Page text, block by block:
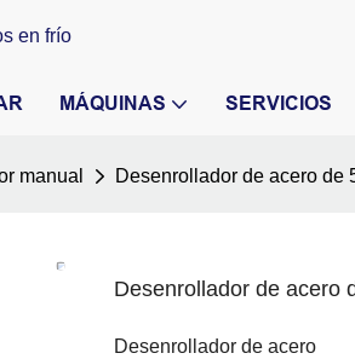
en frío
MÁQUINAS SERVICIOS
manual Desenrollador de acero de
Desenrollador de acero
Desenrollador de acero